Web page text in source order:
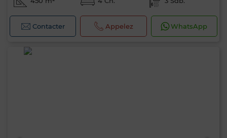
Contacter Appelez WhatsApp